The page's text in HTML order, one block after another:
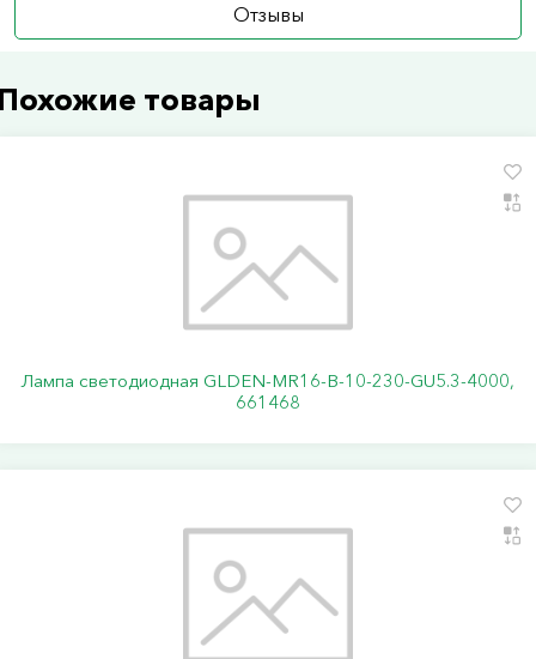
Отзывы
товары
Лампа светодиодная GLDEN-MR16-B-10-230-GU5.3-4000,
661468